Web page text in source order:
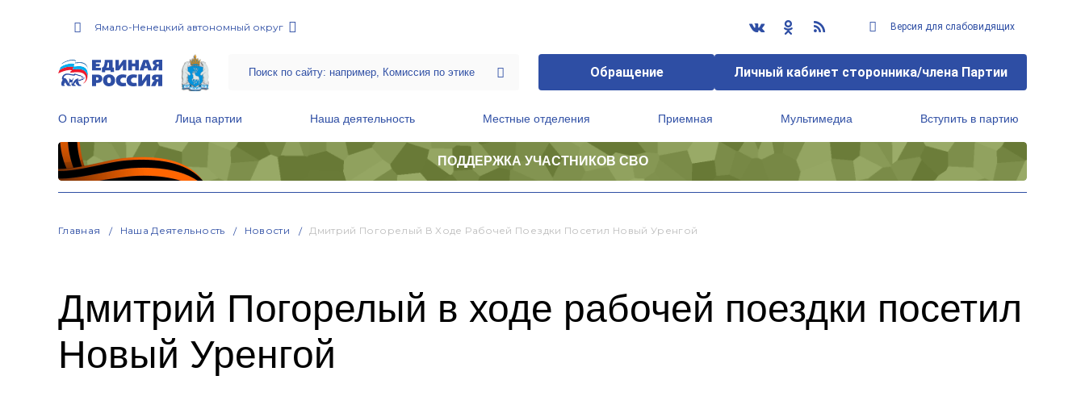
Ямало-Ненецкий автономный округ Версия для слабовидящих
Обращение Личный кабинет сторонника/члена Партии
О партии Лица партии Наша деятельность Местные отделения Приемная Мультимедиа Вступить в партию
ПОДДЕРЖКА УЧАСТНИКОВ СВО
Главная Наша Деятельность Новости Дмитрий Погорелый В Ходе Рабочей Поездки Посетил Новый Уренгой
Дмитрий Погорелый в ходе рабочей поездки посетил
Новый Уренгой